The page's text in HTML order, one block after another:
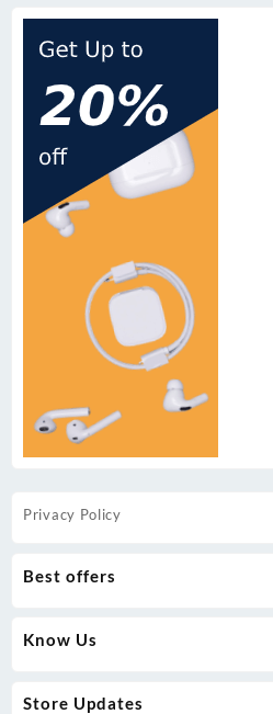
Privacy Policy
Best offers
Know Us
Store Updates